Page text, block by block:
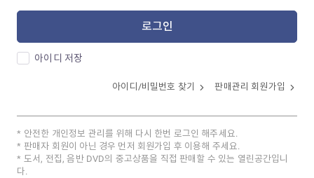
로그인
아이디 저장
아이디/비밀번호 찾기 판매관리 회원가입
안전한 개인정보 관리를 위해 다시 한번 로그인 해주세요.
판매자 회원이 아닌 경우 먼저 회원가입 후 이용해 주세요.
도서, 전집, 음반 DVD의 중고상품을 직접 판매할 수 있는 열린공간입니
다.